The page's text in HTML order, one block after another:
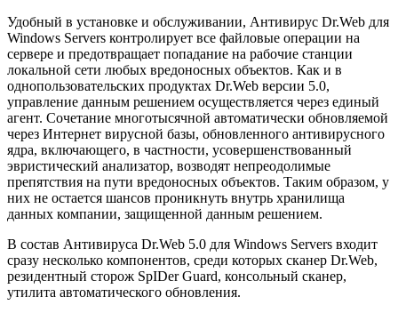
Удобный в установке и обслуживании, Антивирус Dr.Web для
Windows Servers контролирует все файловые операции на
сервере и предотвращает попадание на рабочие станции
локальной сети любых вредоносных объектов. Как и в
однопользовательских продуктах Dr.Web версии 5.0,
управление данным решением осуществляется через единый
агент. Сочетание многотысячной автоматически обновляемой
через Интернет вирусной базы, обновленного антивирусного
ядра, включающего, в частности, усовершенствованный
эвристический анализатор, возводят непреодолимые
препятствия на пути вредоносных объектов. Таким образом, у
них не остается шансов проникнуть внутрь хранилища
данных компании, защищенной данным решением.
В состав Антивируса Dr.Web 5.0 для Windows Servers входит
сразу несколько компонентов, среди которых сканер Dr.Web,
резидентный сторож SpIDer Guard, консольный сканер,
утилита автоматического обновления.